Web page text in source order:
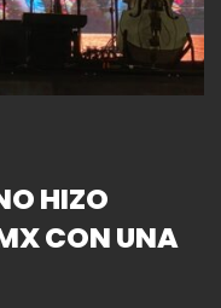
HIZO
CON UNA